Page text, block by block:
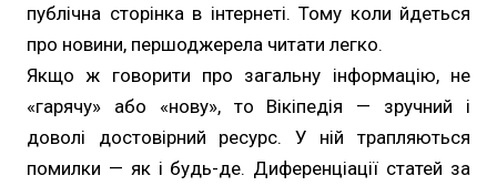
публічна сторінка в інтернеті. Тому коли йдеться
про новини, першоджерела читати легко.
Якщо ж говорити про загальну інформацію, не
«гарячу» або «нову», то Вікіпедія — зручний і
доволі достовірний ресурс. У ній трапляються
помилки — як і будь-де. Диференціації статей за